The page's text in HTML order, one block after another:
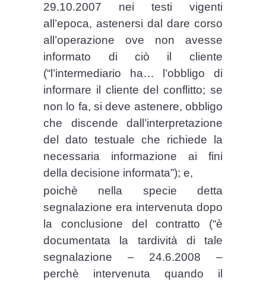
29.10.2007 nei testi vigenti
all’epoca, astenersi dal dare corso
all’operazione ove non avesse
informato di ciò il cliente
(“l’intermediario ha… l’obbligo di
informare il cliente del conflitto; se
non lo fa, si deve astenere, obbligo
che discende dall’interpretazione
del dato testuale che richiede la
necessaria informazione ai fini
della decisione informata”); e,
poichè nella specie detta
segnalazione era intervenuta dopo
la conclusione del contratto (“è
documentata la tardività di tale
segnalazione – 24.6.2008 –
perchè intervenuta quando il